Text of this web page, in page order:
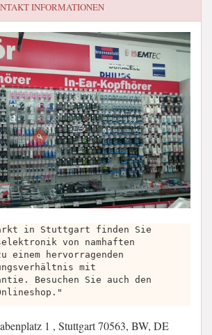
INFORMATIONEN
in Stuttgart finden Sie
von namhaften
einem hervorragenden
mit
Besuchen Sie auch den
1 , Stuttgart 70563, BW, DE